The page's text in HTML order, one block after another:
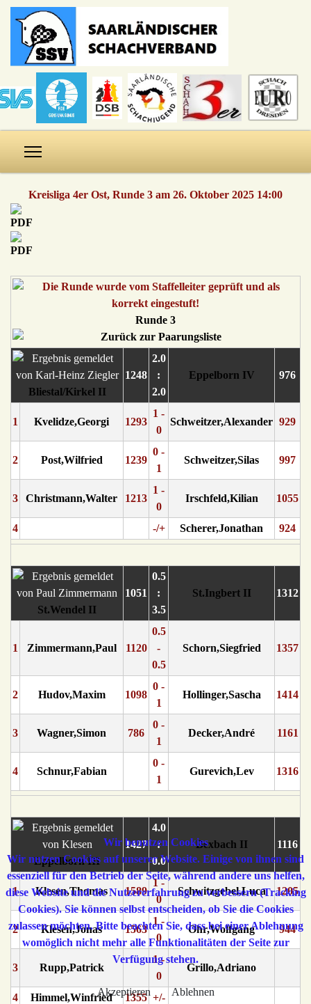
Kreisliga 4er Ost, Runde 3 am 26. Oktober 2025 14:00
Runde 3
Bliestal/Kirkel II
1248
2.0
:
2.0
Eppelborn IV 976
1 Kvelidze,Georgi 1293
1 -
0
Schweitzer,Alexander 929
2 Post,Wilfried 1239
0 -
1
Schweitzer,Silas 997
3 Christmann,Walter 1213
1 -
0
Irschfeld,Kilian 1055
4 -/+ Scherer,Jonathan 924
St.Wendel II
1051
0.5
:
3.5
St.Ingbert II 1312
1 Zimmermann,Paul 1120
0.5
-
0.5
Schorn,Siegfried 1357
2 Hudov,Maxim 1098
0 -
1
Hollinger,Sascha 1414
3 Wagner,Simon 786
0 -
1
Decker,André 1161
4 Schnur,Fabian
0 -
1
Gurevich,Lev 1316
Eppelborn III
1427
4.0
:
0.0
Bexbach II 1116
1 Klesen,Thomas 1589
1 -
0
Schwitzgebel,Luca 1205
2 Klesen,Jonas 1563
1 -
0
Ohr,Wolfgang 944
3 Rupp,Patrick
1 -
0
Grillo,Adriano
4 Himmel,Winfried 1355 +/-
Wir benutzen Cookies
Wir nutzen Cookies auf unserer Website. Einige von ihnen sind
essenziell für den Betrieb der Seite, während andere uns helfen,
diese Website und die Nutzererfahrung zu verbessern (Tracking
Cookies). Sie können selbst entscheiden, ob Sie die Cookies
zulassen möchten. Bitte beachten Sie, dass bei einer Ablehnung
womöglich nicht mehr alle Funktionalitäten der Seite zur
Verfügung stehen.
Akzeptieren Ablehnen